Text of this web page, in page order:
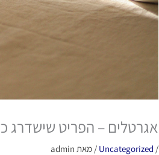
אגרטלים – הפריט שישדרג
/
Uncategorized / מאת admin